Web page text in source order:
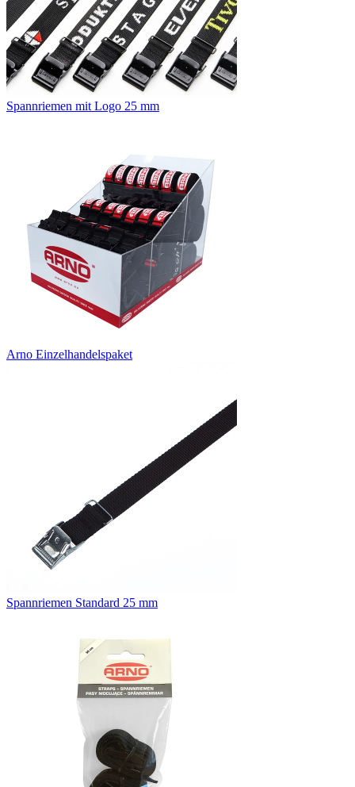
Spannriemen mit Logo 25 mm
Arno Einzelhandelspaket
Spannriemen Standard 25 mm